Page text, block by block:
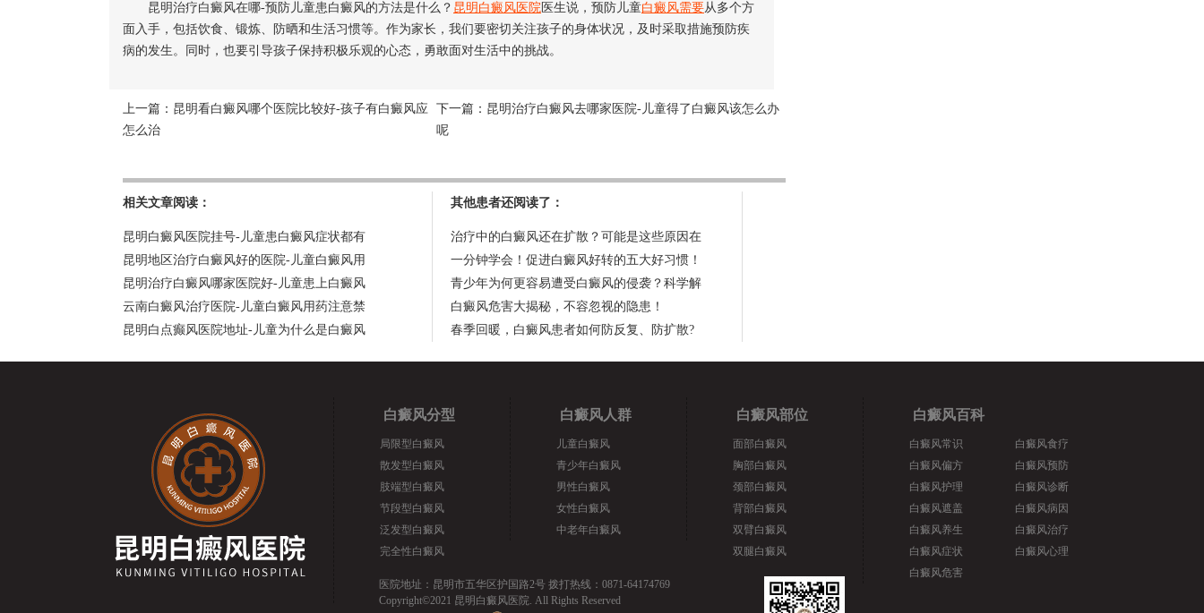
昆明治疗白癜风在哪-预防儿童患白癜风的方法是什么？ 昆明白癜风医院 医生说，预防儿童白癜风需要从多个方
面入手，包括饮食、锻炼、防晒和生活习惯等。作为家长，我们要密切关注孩子的身体状况，及时采取措施预防疾
病的发生。同时，也要引导孩子保持积极乐观的心态，勇敢面对生活中的挑战。
上一篇： 昆明看白癜风哪个医院比较好-孩子有白癜风应
怎么治
下一篇： 昆明治疗白癜风去哪家医院-儿童得了白癜风该怎么办
呢
相关文章阅读：
昆明白癜风医院挂号-儿童患白癜风症状都有
昆明地区治疗白癜风好的医院-儿童白癜风用
昆明治疗白癜风哪家医院好-儿童患上白癜风
云南白癜风治疗医院-儿童白癜风用药注意禁
昆明白点癫风医院地址-儿童为什么是白癜风
其他患者还阅读了：
治疗中的白癜风还在扩散？可能是这些原因在
一分钟学会！促进白癜风好转的五大好习惯！
青少年为何更容易遭受白癜风的侵袭？科学解
白癜风危害大揭秘，不容忽视的隐患！
春季回暖，白癜风患者如何防反复、防扩散?
白癜风分型
局限型白癜风
散发型白癜风
肢端型白癜风
节段型白癜风
泛发型白癜风
完全性白癜风
白癜风人群
儿童白癜风
青少年白癜风
男性白癜风
女性白癜风
中老年白癜风
白癜风部位
面部白癜风
胸部白癜风
颈部白癜风
背部白癜风
双臂白癜风
双腿白癜风
白癜风百科
白癜风常识
白癜风偏方
白癜风护理
白癜风遮盖
白癜风养生
白癜风症状
白癜风危害
白癜风食疗
白癜风预防
白癜风诊断
白癜风病因
白癜风治疗
白癜风心理
医院地址：昆明市五华区护国路2号 拨打热线：0871-64174769
Copyright©2021 昆明白癜风医院. All Rights Reserved